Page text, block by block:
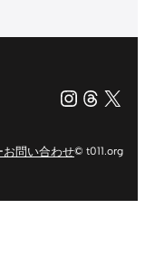
X（旧
お問い合わせ© t011.org